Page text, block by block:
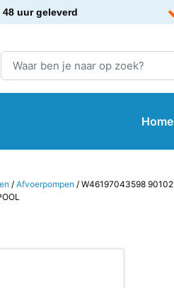
uur geleverd
Home
/Afvoerpompen / W46197043598